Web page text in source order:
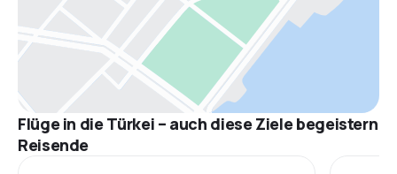
Flüge in die Türkei – auch diese Ziele begeistern
Reisende